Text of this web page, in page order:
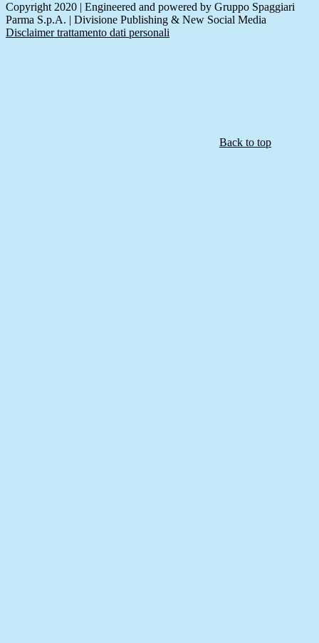
Copyright 2020 | Engineered and powered by Gruppo Spaggiari
Parma S.p.A. | Divisione Publishing & New Social Media
Disclaimer trattamento dati personali
Back to top